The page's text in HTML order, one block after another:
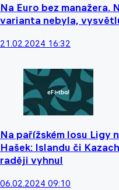
Na Euro bez manažera.
varianta nebyla,
21.02.2024 16:32
Na pařížském losu Ligy
Hašek: Islandu či
raději vyhnul
06.02.2024 09:10